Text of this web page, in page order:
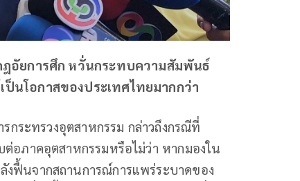
ฎอัยการศึก​ หวั่นกระทบความสัมพันธ์​
ป็นโอกาสของประเทศไทยมากกว่า
กระทรวงอุตสาหกรรม กล่าวถึงกรณีที่
อภาคอุตสาหกรรมหรือไม่ว่า​ หากมองใน
งฟื้นจากสถานการณ์การแพร่ระบาดของ